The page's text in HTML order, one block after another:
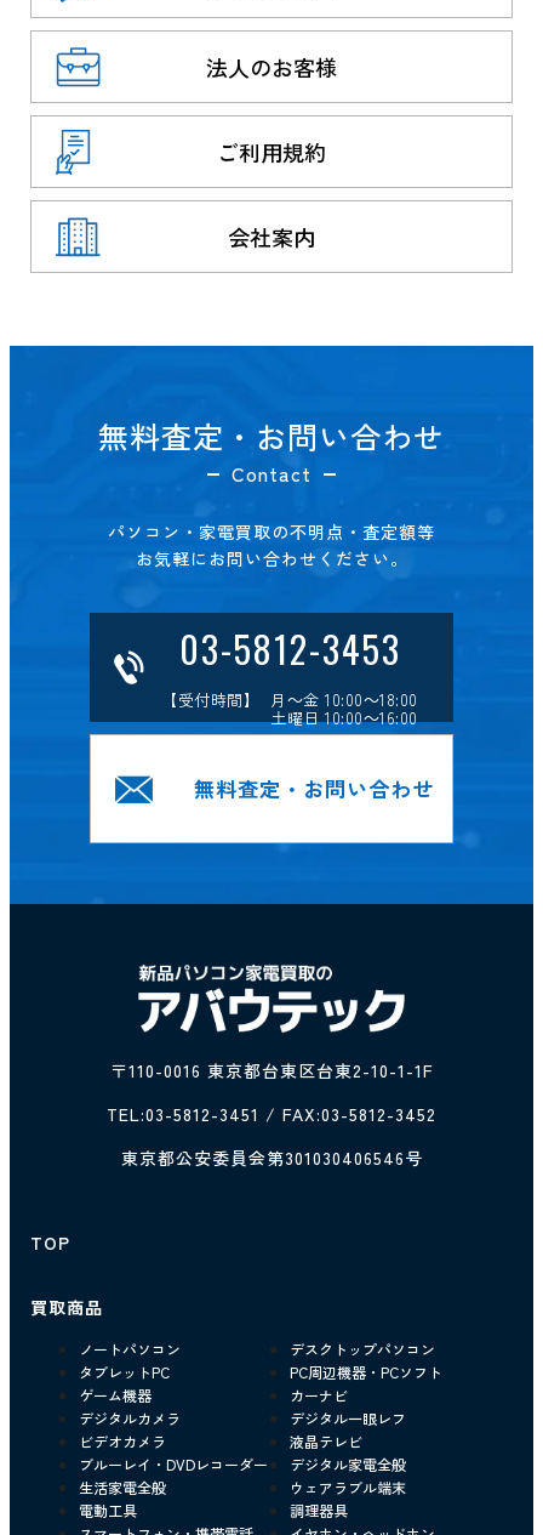
法人のお客様
ご利用規約
会社案内
無料査定・お問い合わせ
Contact
パソコン・家電買取の不明点・査定額等
お気軽にお問い合わせください。
03-5812-3453
【受付時間】 月～金 10:00～18:00
土曜日 10:00～16:00
無料査定・お問い合わせ
〒110-0016 東京都台東区台東2-10-1-1F
TEL:03-5812-3451 / FAX:03-5812-3452
東京都公安委員会第301030406546号
TOP
買取商品
ノートパソコン
デスクトップパソコン
タブレットPC
PC周辺機器・PCソフト
ゲーム機器
カーナビ
デジタルカメラ
デジタル一眼レフ
ビデオカメラ
液晶テレビ
ブルーレイ・DVDレコーダー
デジタル家電全般
生活家電全般
ウェアラブル端末
電動工具
調理器具